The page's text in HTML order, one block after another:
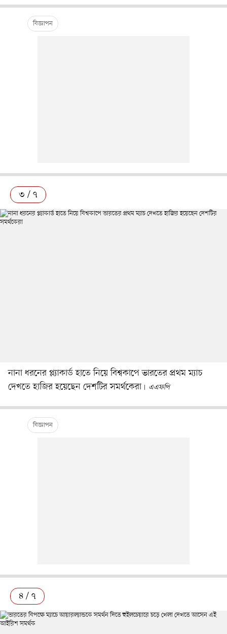
৩ / ৭
নানা ধরনের প্ল্যাকার্ড হাতে নিয়ে বিশ্বকাপে ভারতের প্রথম ম্যাচ
দেখতে হাজির হয়েছেন দেশটির সমর্থকেরা
এএফপি
৪ / ৭